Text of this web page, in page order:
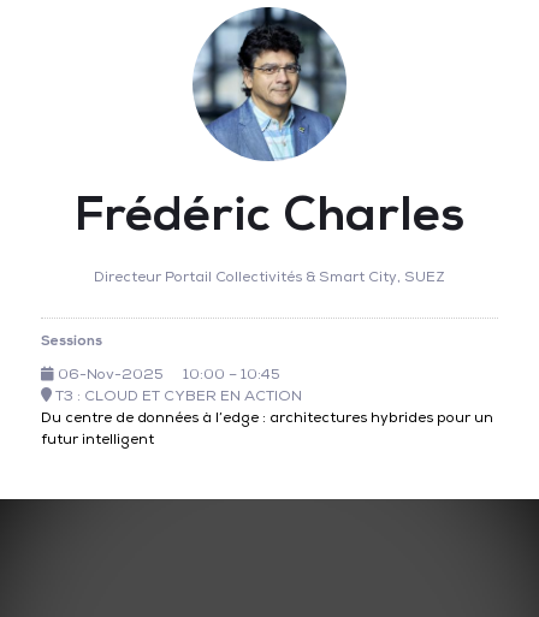
Data & AI Leaders Summit
Frédéric Charles
Directeur Portail Collectivités & Smart City, SUEZ
Sessions
06-Nov-2025
10:00 – 10:45
T3 : CLOUD ET CYBER EN ACTION
Du centre de données à l’edge : architectures hybrides pour un
futur intelligent